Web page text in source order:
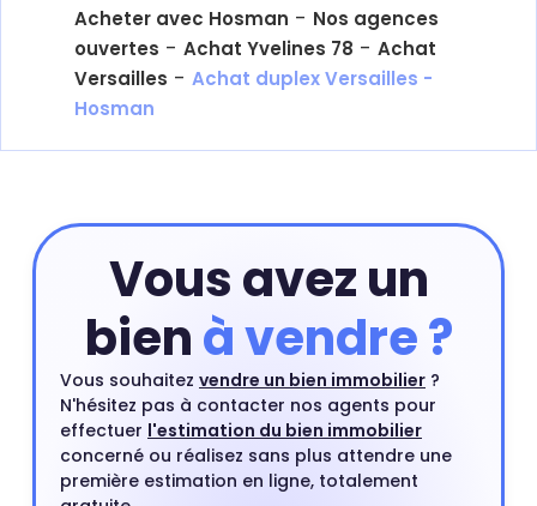
Acheter avec Hosman - Nos agences
ouvertes - Achat Yvelines 78 - Achat
Versailles - Achat duplex Versailles -
Hosman
Vous avez un
bienà vendre ?
Vous souhaitez vendre un bien immobilier ?
N'hésitez pas à contacter nos agents pour
effectuer l'estimation du bien immobilier
concerné ou réalisez sans plus attendre une
première estimation en ligne, totalement